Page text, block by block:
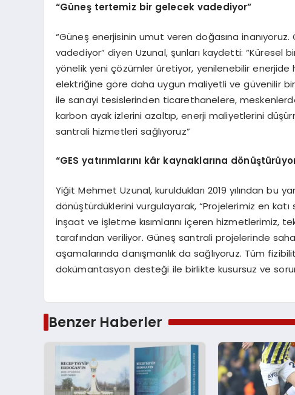
“Güneş tertemiz bir gelecek vadediyor”
“Güneş enerjisinin umut veren doğasına
vadediyor” diyen Uzunal, şunları kaydetti: “Küresel
yönelik yeni çözümler üretiyor, yenilenebilir enerjide
elektriğine göre daha uygun maliyetli ve güvenilir
ile sanayi tesislerinden ticarethanelere,
karbon ayak izlerini azaltıp, enerji maliyetlerini
santrali hizmetleri sağlıyoruz”
“GES yatırımlarını kâr kaynaklarına dö
Yiğit Mehmet Uzunal, kuruldukları 2019 yılından bu
dönüştürdüklerini vurgulayarak, “Projelerimiz en
inşaat ve işletme kısımlarını içeren hizmetlerimiz,
tarafından veriliyor. Güneş santrali projelerinde
aşamalarında danışmanlık da sağlıyoruz. Tüm
dokümantasyon desteği ile birlikte kusursuz ve
Benzer Haberler